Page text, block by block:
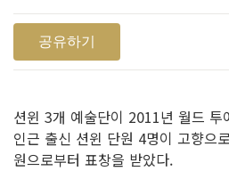
공유하기
션윈 3개 예술단이 2011년 월드 투
인근 출신 션윈 단원 4명이 고향으
원으로부터 표창을 받았다.